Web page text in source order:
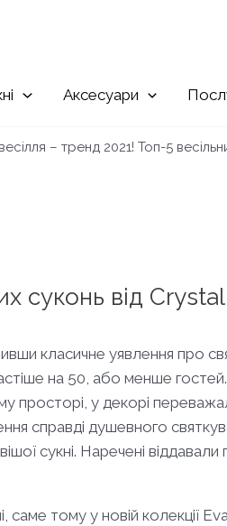
Аксесуари
– тренд 2021! Топ-5
суконь від Crystal
класичне уявлення про
на 50, або менше
просторі, у декорі
справді душевного
сукні. Наречені
саме тому у новій колекції